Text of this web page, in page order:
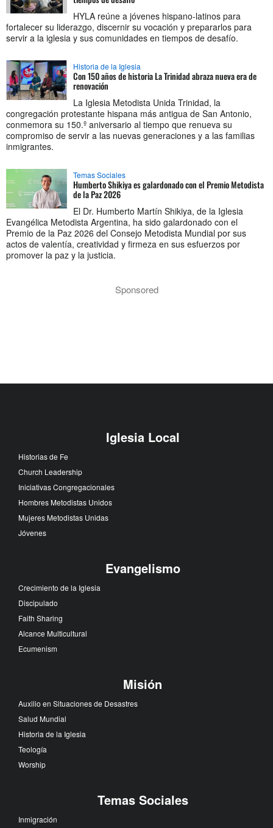
HYLA reúne a jóvenes hispano-latinos para
fortalecer su liderazgo, discernir su vocación y prepararlos para
servir a la iglesia y sus comunidades en tiempos de desafío.
Historia de la Iglesia
Con 150 años de historia La Trinidad abraza nueva era de
renovación
La Iglesia Metodista Unida Trinidad, la
congregación protestante hispana más antigua de San Antonio,
conmemora su 150.º aniversario al tiempo que renueva su
compromiso de servir a las nuevas generaciones y a las familias
inmigrantes.
Temas Sociales
Humberto Shikiya es galardonado con el Premio Metodista
de la Paz 2026
El Dr. Humberto Martín Shikiya, de la Iglesia
Evangélica Metodista Argentina, ha sido galardonado con el
Premio de la Paz 2026 del Consejo Metodista Mundial por sus
actos de valentía, creatividad y firmeza en sus esfuerzos por
promover la paz y la justicia.
Sponsored
Iglesia Local
Historias de Fe
Church Leadership
Iniciativas Congregacionales
Hombres Metodistas Unidos
Mujeres Metodistas Unidas
Jóvenes
Evangelismo
Crecimiento de la Iglesia
Discipulado
Faith Sharing
Alcance Multicultural
Ecumenism
Misión
Auxilio en Situaciones de Desastres
Salud Mundial
Historia de la Iglesia
Teología
Worship
Temas Sociales
Inmigración